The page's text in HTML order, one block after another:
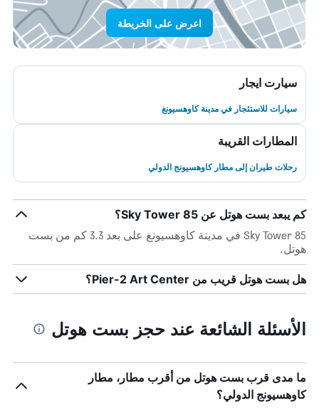
اعرض على الخريطة
سيارت ايجار
سيارات للاستئجار في مدينة كاوهسيونغ
المطارات القريبة
رحلات طيران إلى مطار كاوهسيونج الدولي
كم يبعد بست هوتل عن 85 Sky Tower؟
85 Sky Tower في مدينة كاوهسيونغ على بعد 3.3 كم من بست
هوتل.
هل بست هوتل قريب من Pier-2 Art Center؟
الأسئلة الشائعة عند حجز بست هوتل
ما مدى قرب بست هوتل من أقرب مطار، مطار
كاوهسيونج الدولي؟